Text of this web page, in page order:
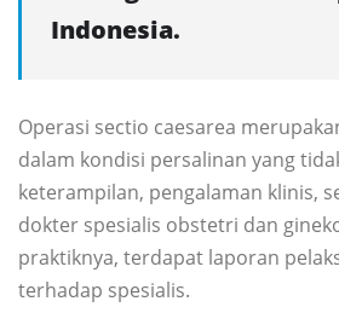
Indonesia.
Operasi sectio caesarea
dalam kondisi persalinan yang
keterampilan, pengalaman klinis,
dokter spesialis obstetri dan
praktiknya, terdapat laporan
terhadap spesialis.